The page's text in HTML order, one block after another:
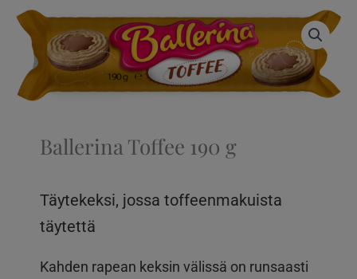
Ballerina Toffee 190 g
Täytekeksi, jossa toffeenmakuista
täytettä
Kahden rapean keksin välissä on runsaasti